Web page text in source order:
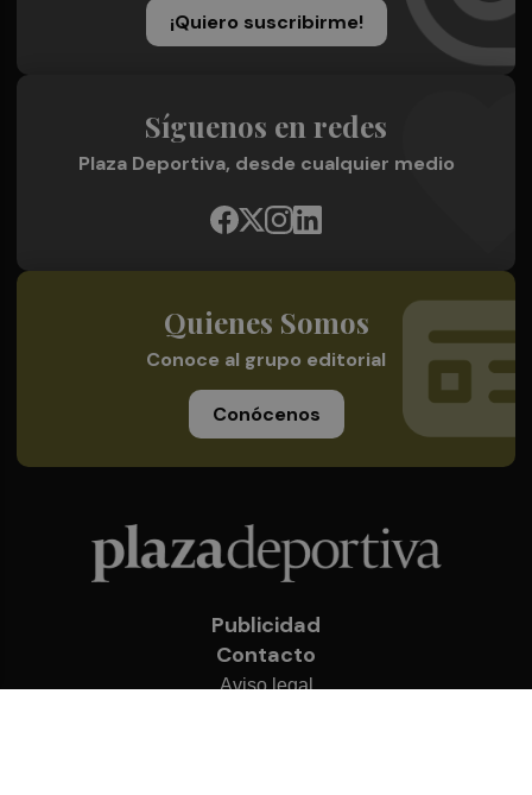
¡Quiero suscribirme!
Síguenos en redes
Plaza Deportiva, desde cualquier medio
Quienes Somos
Conoce al grupo editorial
Conócenos
Publicidad
Contacto
Aviso legal